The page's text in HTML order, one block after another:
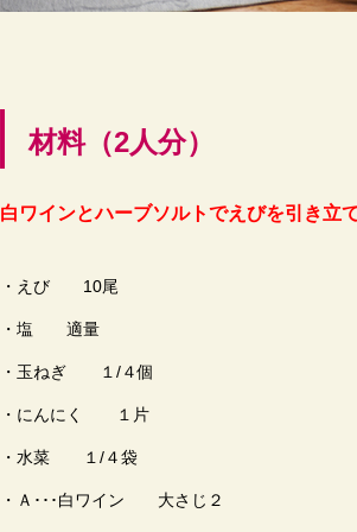
材料（2人分）
白ワインとハーブソルトでえびを引き立
・えび 10尾
・塩 適量
・玉ねぎ １/４個
・にんにく １片
・水菜 １/４袋
・Ａ･･･白ワイン 大さじ２